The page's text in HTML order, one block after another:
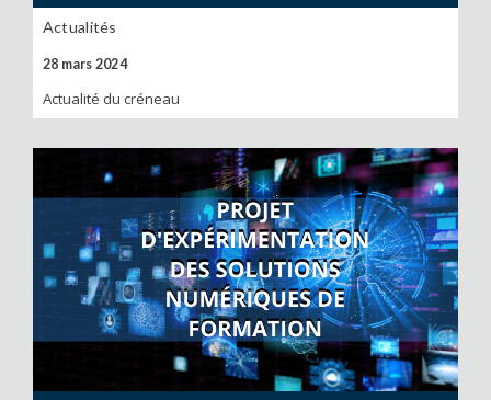
Actualités
28 mars 2024
Actualité du créneau